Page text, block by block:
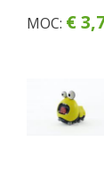
MOC: €